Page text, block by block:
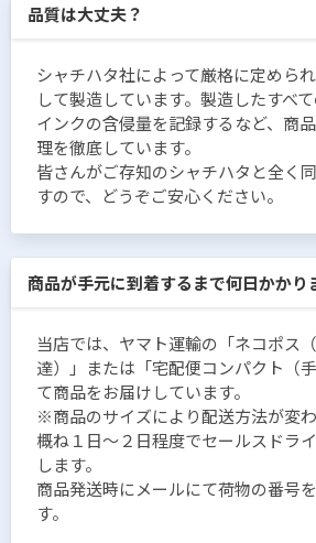
品質は大丈夫？
シャチハタ社によって厳格に定めら
して製造しています。製造したすべて
インクの含侵量を記録するなど、商
理を徹底しています。
皆さんがご存知のシャチハタと全く
すので、どうぞご安心ください。
商品が手元に到着するまで何日かかり
当店では、ヤマト運輸の「ネコポス
達）」または「宅配便コンパクト（
て商品をお届けしています。
※商品のサイズにより配送方法が変わ
概ね１日〜２日程度でセールスドラ
します。
商品発送時にメールにて荷物の番号
す。